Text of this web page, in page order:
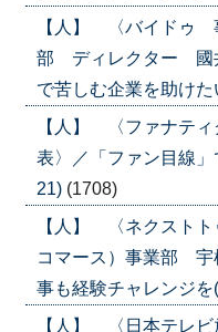
【人】 〈バイドゥ
部 ディレクター 國
で苦しむ企業を助け
【人】 〈ファナテ
表〉／「ファン目線
21) (1708)
【人】 〈ネクスト
コマース）事業部 宇
事も経験チャレンジを
【人】 〈日本テレ